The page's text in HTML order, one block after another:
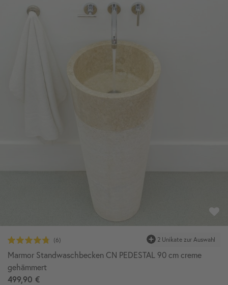
Marmor Standwaschbecken CN PEDESTAL 90 cm creme
gehämmert
499,90 €